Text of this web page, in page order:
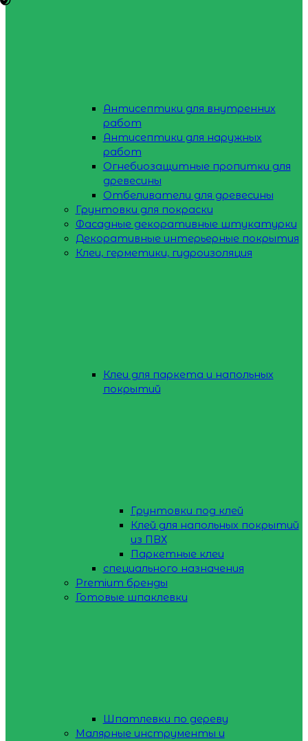
Антисептики для внутренних
работ
Антисептики для наружных
работ
Огнебиозащитные пропитки для
древесины
Отбеливатели для древесины
Грунтовки для покраски
Фасадные декоративные штукатурки
Декоративные интерьерные покрытия
Клеи, герметики, гидроизоляция
Клеи для паркета и напольных
покрытий
Грунтовки под клей
Клей для напольных покрытий
из ПВХ
Паркетные клеи
специального назначения
Premium бренды
Готовые шпаклевки
Шпатлевки по дереву
Малярные инструменты и